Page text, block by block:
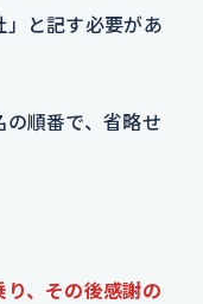
と記す必要があ
順番で、省略せ
り、その後感謝の